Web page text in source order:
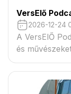
VersElő
2026-12-24
A VersElŐ
és